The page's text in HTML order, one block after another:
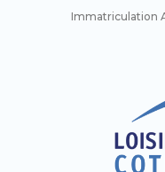
Immatriculation